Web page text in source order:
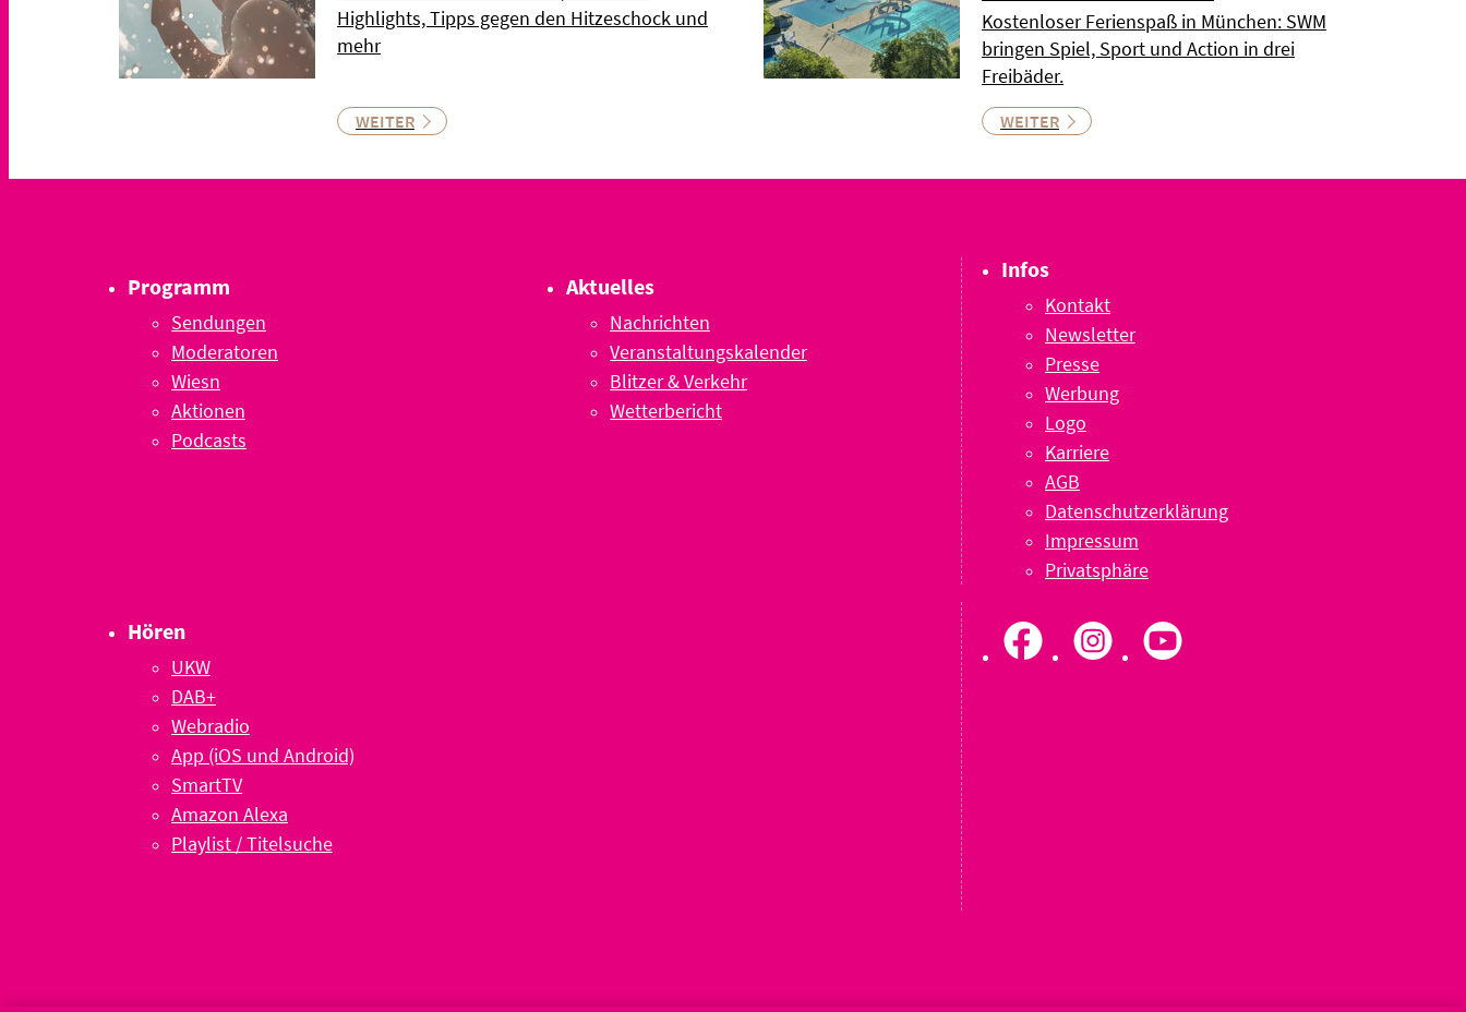
Highlights, Tipps gegen den Hitzeschock und
mehr
WEITER
Kostenloser Ferienspaß in München: SWM
bringen Spiel, Sport und Action in drei
Freibäder.
WEITER
Programm
Sendungen
Moderatoren
Wiesn
Aktionen
Podcasts
Aktuelles
Nachrichten
Veranstaltungskalender
Blitzer & Verkehr
Wetterbericht
Hören
UKW
DAB+
Webradio
App (iOS und Android)
SmartTV
Amazon Alexa
Playlist / Titelsuche
Infos
Kontakt
Newsletter
Presse
Werbung
Logo
Karriere
AGB
Datenschutzerklärung
Impressum
Privatsphäre